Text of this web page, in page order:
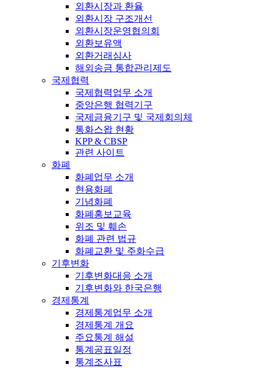
외환시장과 환율
외환시장 구조개선
외환시장운영협의회
외환보유액
외환거래심사
해외송금 통합관리제도
국제협력
국제협력업무 소개
중앙은행 협력기구
국제금융기구 및 국제회의체
통화스왑 현황
KPP & CBSP
관련 사이트
화폐
화폐업무 소개
현용화폐
기념화폐
화폐홍보교육
위조 및 훼손
화폐 관련 법규
화폐교환 및 주화수급
기후변화
기후변화대응 소개
기후변화와 한국은행
경제통계
경제통계업무 소개
경제통계 개요
주요통계 해설
통계공표일정
통계조사표